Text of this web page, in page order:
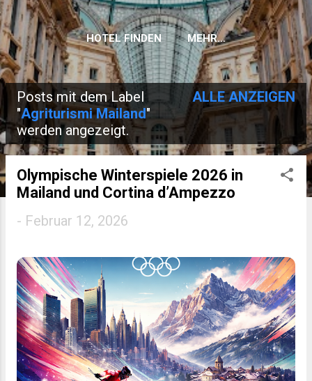
HOTEL FINDEN MEHR…
P
o
s
Posts mit dem Label
"Agriturismi Mailand"
werden angezeigt.
ALLE ANZEIGEN
Olympische Winterspiele 2026 in
Mailand und Cortina d’Ampezzo
- Februar 12, 2026